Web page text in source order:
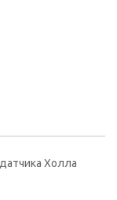
Холла